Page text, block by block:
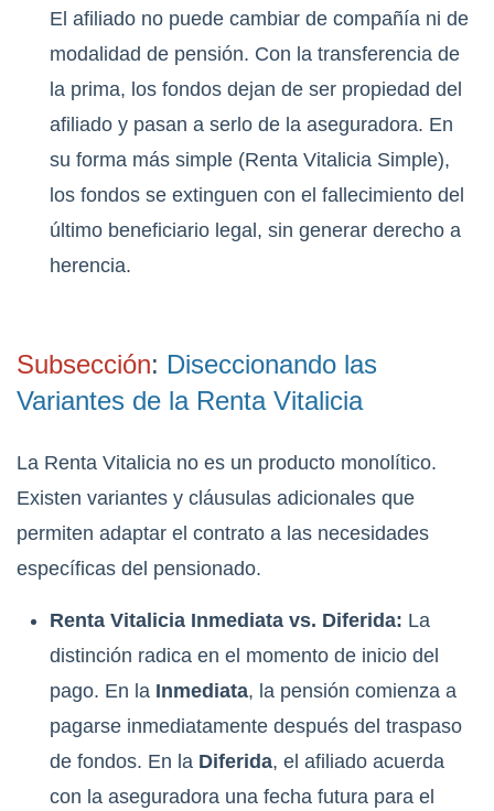
El afiliado no puede cambiar de compañía ni de
modalidad de pensión. Con la transferencia de
la prima, los fondos dejan de ser propiedad del
afiliado y pasan a serlo de la aseguradora. En
su forma más simple (Renta Vitalicia Simple),
los fondos se extinguen con el fallecimiento del
último beneficiario legal, sin generar derecho a
herencia.
Subsección: Diseccionando las
Variantes de la Renta Vitalicia
La Renta Vitalicia no es un producto monolítico.
Existen variantes y cláusulas adicionales que
permiten adaptar el contrato a las necesidades
específicas del pensionado.
Renta Vitalicia Inmediata vs. Diferida: La
distinción radica en el momento de inicio del
pago. En la Inmediata, la pensión comienza a
pagarse inmediatamente después del traspaso
de fondos. En la Diferida, el afiliado acuerda
con la aseguradora una fecha futura para el